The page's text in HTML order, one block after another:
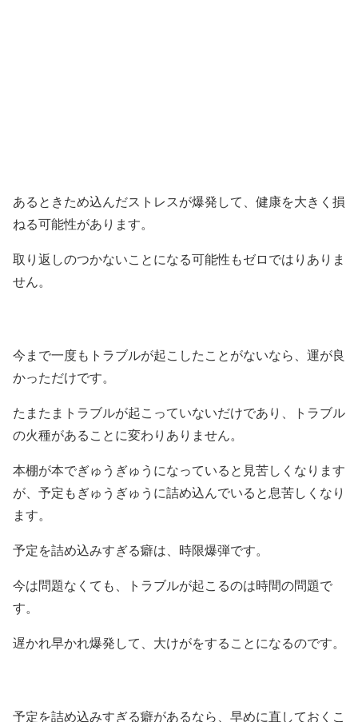
あるときため込んだストレスが爆発して、健康を大きく損
ねる可能性があります。
取り返しのつかないことになる可能性もゼロではりありま
せん。
今まで一度もトラブルが起こしたことがないなら、運が良
かっただけです。
たまたまトラブルが起こっていないだけであり、トラブル
の火種があることに変わりありません。
本棚が本でぎゅうぎゅうになっていると見苦しくなります
が、予定もぎゅうぎゅうに詰め込んでいると息苦しくなり
ます。
予定を詰め込みすぎる癖は、時限爆弾です。
今は問題なくても、トラブルが起こるのは時間の問題で
す。
遅かれ早かれ爆発して、大けがをすることになるのです。
予定を詰め込みすぎる癖があるなら、早めに直しておくこ